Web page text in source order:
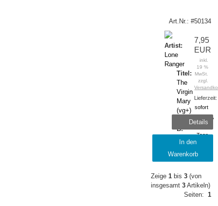
Art.Nr.: #50134
Artist:
Lone
Ranger
Titel:
The
Virgin
Mary
(vg+)
Titel
B:
Version
Crystal
7,95
EUR
inkl.
19 %
MwSt.
zzgl.
Lieferzeit:
sofort
lieferbar,
1-2
Tage
Details
In den
Warenkorb
Zeige 1 bis 3 (von
insgesamt 3 Artikeln)
Seiten: 1